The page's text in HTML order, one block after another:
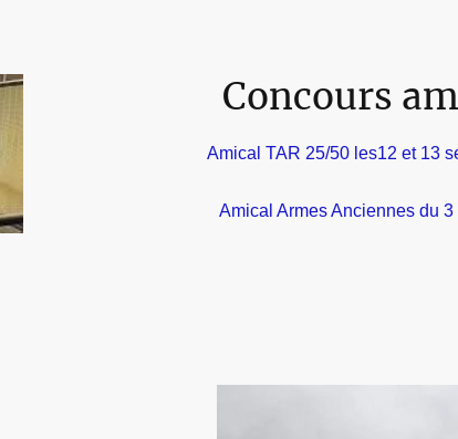
Concours
Amical Armes Anciennes du
Amical TAR 25/50 les12 et 13